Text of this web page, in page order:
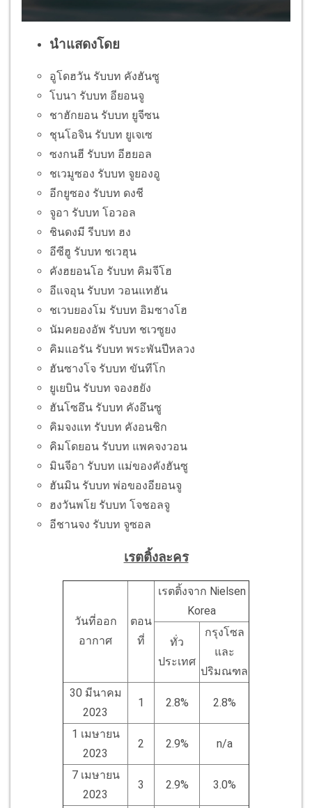
นำแสดงโดย
อูโดฮวัน รับบท คังฮันซู
โบนา รับบท อียอนจู
ชาฮักยอน รับบท ยูจีซน
ชุนโอจิน รับบท ยูเจเซ
ซงกนฮี รับบท อีฮยอล
ชเวมูซอง รับบท จูยองอู
อีกยูซอง รับบท ดงชี
จูอา รับบท โอวอล
ชินดงมี รีบบท ฮง
อีซีฮู รับบท ชเวฮุน
คังฮยอนโอ รับบท คิมจีโฮ
อีแจอุน รับบท วอนแทฮัน
ชเวบยองโม รับบท อิมซางโฮ
นัมคยองอัพ รับบท ชเวซูยง
คิมแอรัน รับบท พระพันปีหลวง
ฮันซางโจ รับบท ขันทีโก
ยูเยบิน รับบท จองฮยัง
ฮันโซอึน รับบท คังอึนซู
คิมจงแท รับบท คังอนชิก
คิมโดยอน รับบท แพคจงวอน
มินจีอา รับบท แม่ของคังฮันซู
ฮันมิน รับบท พ่อของอียอนจู
ฮงวันพโย รับบท โจชอลจู
อีชานจง รับบท จูซอล
เรตติ้งละคร
วันที่ออก
อากาศ
ตอน
ที่
เรตติ้งจาก Nielsen
Korea
ทั่ว
ประเทศ
กรุงโซล
และ
ปริมณฑล
30 มีนาคม
2023
1 2.8% 2.8%
1 เมษายน
2023
2 2.9% n/a
7 เมษายน
2023
3 2.9% 3.0%